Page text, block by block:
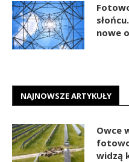
nowe
NAJNOWSZE ARTYKUŁY
Owce
widzą